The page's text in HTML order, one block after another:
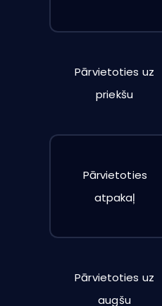
Pārvietoties uz
priekšu
Pārvietoties
atpakaļ
Pārvietoties uz
augšu